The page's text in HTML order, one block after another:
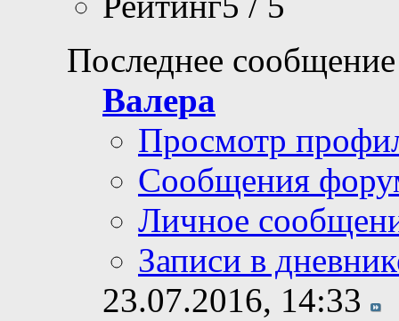
Последнее
Валера
Просмотр
Сообщения
Личное
Записи в
23.07.2016, 14:33